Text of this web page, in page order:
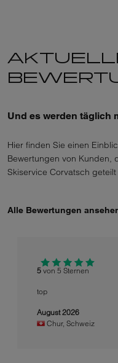
Und es werden täglich
Hier finden Sie einen
Bewertungen von Kunden,
Skiservice Corvatsch geteilt
Alle Bewertungen
5 von 5 Sternen
top
August 2026
Chur, Schweiz